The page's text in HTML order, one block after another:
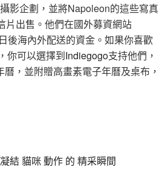
影企劃，並將Napoleon的這些寫真
片出售。他們在國外募資網站
後海內外配送的資金。如果你喜歡
你可以選擇到Indiegogo支持他們，
，並附贈高畫素電子年曆及桌布，
結 貓咪 動作 的 精采瞬間